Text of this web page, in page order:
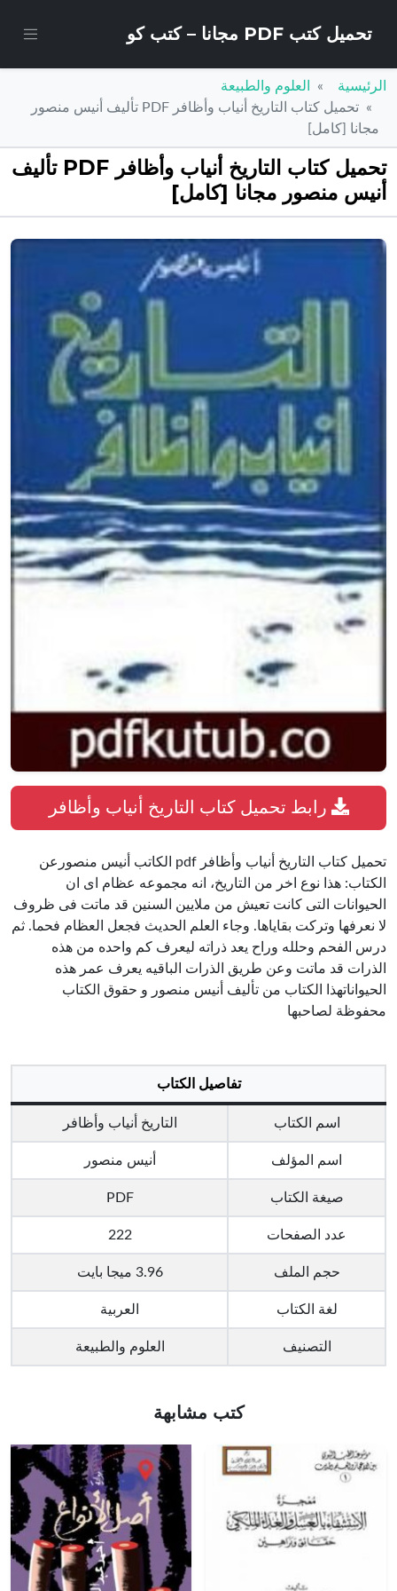
تحميل كتب PDF مجانا – كتب كو
الرئيسية
العلوم والطبيعة
تحميل كتاب التاريخ أنياب وأظافر PDF تأليف أنيس منصور
مجانا [كامل]
تحميل كتاب التاريخ أنياب وأظافر PDF تأليف
أنيس منصور مجانا [كامل]
تحميل كتاب التاريخ أنياب وأظافر pdf الكاتب أنيس منصورعن
الكتاب: هذا نوع اخر من التاريخ، انه مجموعه عظام اى ان
الحيوانات التى كانت تعيش من ملايين السنين قد ماتت فى ظروف
لا نعرفها وتركت بقاياها. وجاء العلم الحديث فجعل العظام فحما. ثم
درس الفحم وحلله وراح يعد ذراته ليعرف كم واحده من هذه
الذرات قد ماتت وعن طريق الذرات الباقيه يعرف عمر هذه
الحيواناتهذا الكتاب من تأليف أنيس منصور و حقوق الكتاب
محفوظة لصاحبها
تفاصيل الكتاب
اسم الكتاب التاريخ أنياب وأظافر
اسم المؤلف أنيس منصور
صيغة الكتاب PDF
عدد الصفحات 222
حجم الملف 3.96 ميجا بايت
لغة الكتاب العربية
التصنيف العلوم والطبيعة
كتب مشابهة